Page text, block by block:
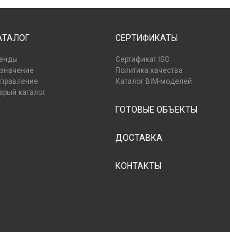
каталог
СЕРТИФИКАТЫ
Сертификат ISO
Политика качества
Каталог BIM-моделей
ГОТОВЫЕ ОБЪЕКТЫ
ДОСТАВКА
КОНТАКТЫ